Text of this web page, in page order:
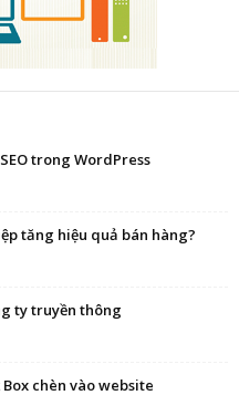
trong WordPress
tăng hiệu quả bán hàng?
ty truyền thông
chèn vào website